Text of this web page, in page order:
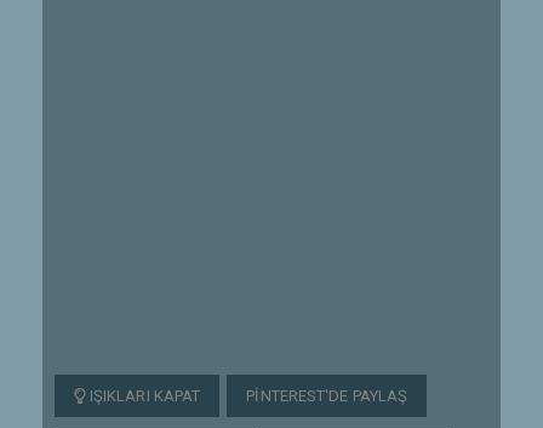
IŞIKLARI KAPAT PINTEREST'DE PAYLAŞ